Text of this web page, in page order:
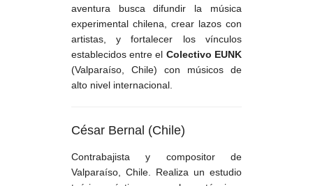
aventura busca difundir la música
experimental chilena, crear lazos con
artistas, y fortalecer los vínculos
establecidos entre el Colectivo EUNK
(Valparaíso, Chile) con músicos de
alto nivel internacional.
César Bernal (Chile)
Contrabajista y compositor de
Valparaíso, Chile. Realiza un estudio